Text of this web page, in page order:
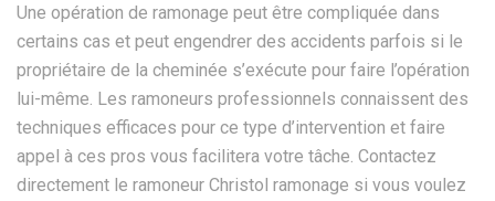
Une opération de ramonage peut être compliquée dans
certains cas et peut engendrer des accidents parfois si le
propriétaire de la cheminée s’exécute pour faire l’opération
lui-même. Les ramoneurs professionnels connaissent des
techniques efficaces pour ce type d’intervention et faire
appel à ces pros vous facilitera votre tâche. Contactez
directement le ramoneur Christol ramonage si vous voulez